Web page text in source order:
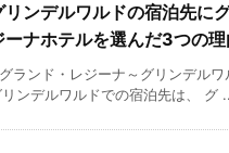
リンデルワルドの宿泊先に
ーナホテルを選んだ3つの理
グランド・レジーナ～グリンデル
リンデルワルドでの宿泊先は、 グ